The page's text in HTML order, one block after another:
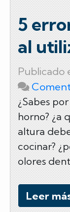
o
k
5
al
Publicado
¿Sabes
horno? ¿a
altura
cocinar?
olores
Leer